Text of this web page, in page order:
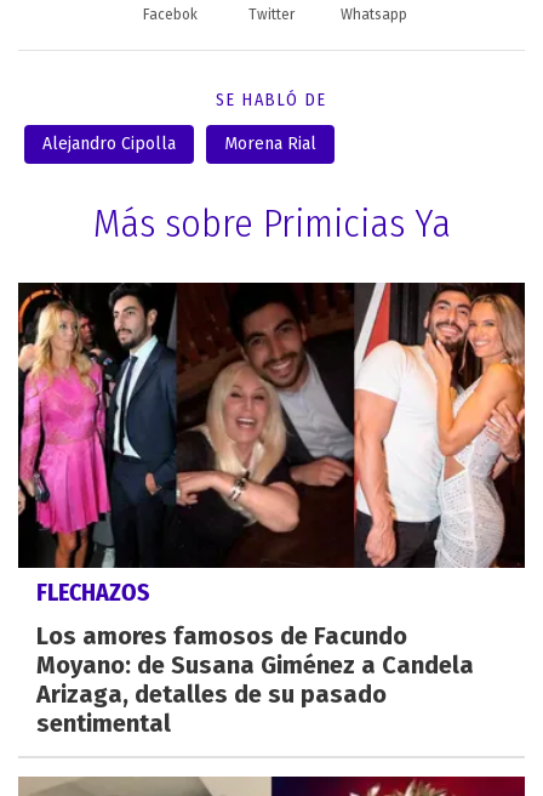
Facebok Twitter Whatsapp
SE HABLÓ DE
Alejandro Cipolla Morena Rial
Más sobre Primicias Ya
FLECHAZOS
Los amores famosos de Facundo
Moyano: de Susana Giménez a Candela
Arizaga, detalles de su pasado
sentimental